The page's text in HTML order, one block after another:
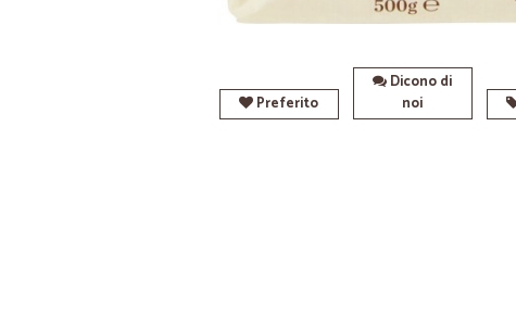
Preferito
Dicono di
noi